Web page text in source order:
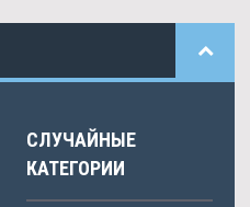
СЛУЧАЙНЫЕ
КАТЕГОРИИ